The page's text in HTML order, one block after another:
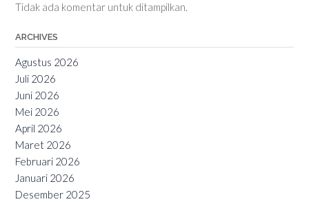
Tidak ada komentar untuk ditampilkan.
ARCHIVES
Agustus 2026
Juli 2026
Juni 2026
Mei 2026
April 2026
Maret 2026
Februari 2026
Januari 2026
Desember 2025